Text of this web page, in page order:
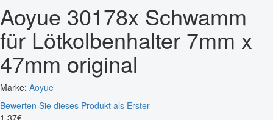
Aoyue 30178x Schwamm
für Lötkolbenhalter 7mm x
47mm original
Marke: Aoyue
Bewerten Sie dieses Produkt als Erster